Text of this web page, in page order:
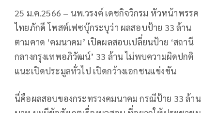
25 ม.ค.2566 – นพ.วรงค์ เดชกิจวิกรม หัวหน้าพรรค
ไทยภักดี โพสต์เฟซบุ๊กระบุว่า ผลสอบป้าย 33 ล้าน
ตามคาด ‘คมนาคม’ เปิดผลสอบเปลี่ยนป้าย ‘สถานี
กลางกรุงเทพอภิวัฒน์’ 33 ล้าน ไม่พบความผิดปกติ
แนะเปิดประมูลทั่วไป เปิดกว้างเอกชนแข่งขัน
นี่คือผลสอบของกระทรวงคมนาคม กรณีป้าย 33 ล้าน